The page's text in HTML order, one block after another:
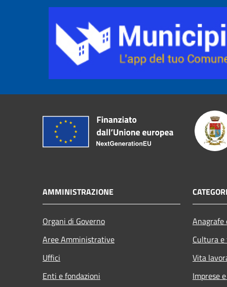
AMMINISTRAZIONE
Organi di Governo
Aree Amministrative
Uffici
Enti e fondazioni
Cultura
Vita
Imprese